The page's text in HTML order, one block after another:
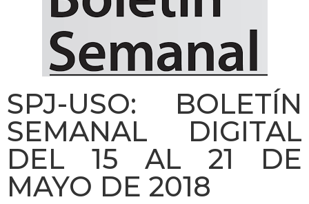
SPJ-USO: BOLETÍN
SEMANAL DIGITAL
DEL 15 AL 21 DE
MAYO DE 2018